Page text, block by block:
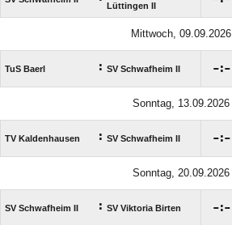
Lüttingen II
Mittwoch, 09.09.2026
TuS Baerl : SV Schwafheim II :
Sonntag, 13.09.2026
TV Kaldenhausen : SV Schwafheim II :
Sonntag, 20.09.2026
SV Schwafheim II : SV Viktoria Birten :